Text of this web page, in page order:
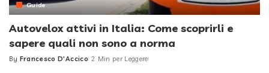
Guide
Autovelox attivi in Italia: Come scoprirli e
sapere quali non sono a norma
Posted
By Francesco D'Accico 2 Min per Leggere